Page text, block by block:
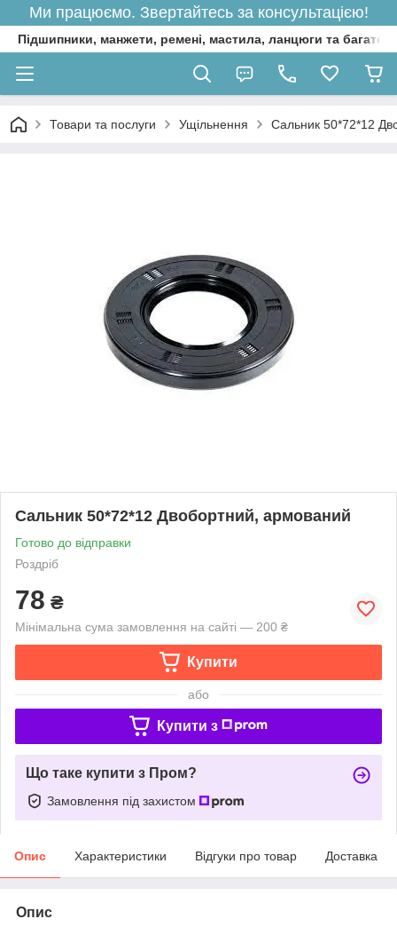
Ми працюємо. Звертайтесь за консультацією!
Підшипники, манжети, ремені, мастила, ланцюги та багато
Товари та послуги Ущільнення Сальник 50*72*12
Сальник 50*72*12 Двобортний, армований
Готово до відправки
Роздріб
78 ₴
Мінімальна сума замовлення на сайті — 200 ₴
Купити
або
Купити з
Що таке купити з Пром?
Замовлення під захистом
Опис Характеристики Відгуки про товар Доставка
Опис